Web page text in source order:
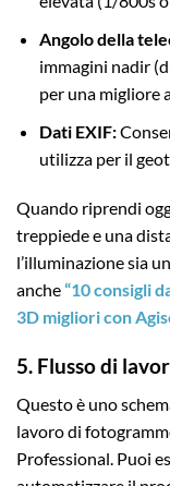
Angolo della
immagini nadir
per una migliore
Dati EXIF:
utilizza per il
Quando riprendi
treppiede e una
l’illuminazione sia
anche“10 consigli
3D migliori con
5. Flusso di
Questo è uno
lavoro di
Professional. Puoi